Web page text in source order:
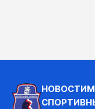
НОВОСТИ